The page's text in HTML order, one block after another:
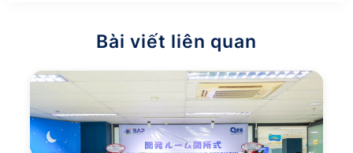
Bài viết liên quan